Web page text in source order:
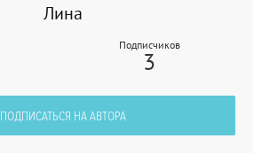
Лина
Подписчиков
3
ПОДПИСАТЬСЯ НА АВТОРА